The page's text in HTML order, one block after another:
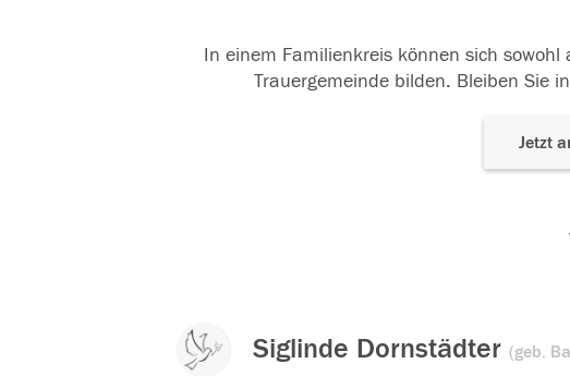
In einem Familienkreis können sich
Trauergemeinde bilden. Bleiben Sie
Jetzt
Siglinde Dornstädter (geb.